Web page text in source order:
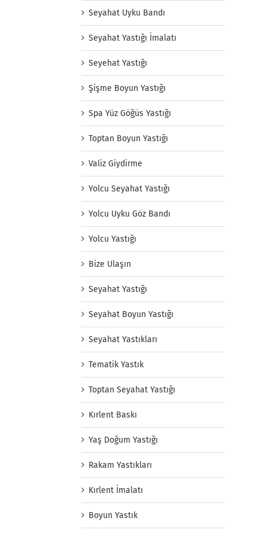
Seyahat Uyku Bandı
Seyahat Yastığı İmalatı
Seyehat Yastığı
Şişme Boyun Yastığı
Spa Yüz Göğüs Yastığı
Toptan Boyun Yastığı
Valiz Giydirme
Yolcu Seyahat Yastığı
Yolcu Uyku Göz Bandı
Yolcu Yastığı
Bize Ulaşın
Seyahat Yastığı
Seyahat Boyun Yastığı
Seyahat Yastıkları
Tematik Yastık
Toptan Seyahat Yastığı
Kırlent Baskı
Yaş Doğum Yastığı
Rakam Yastıkları
Kırlent İmalatı
Boyun Yastık